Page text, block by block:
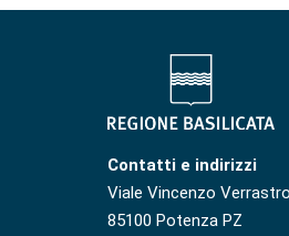
Contatti e indirizzi
Viale Vincenzo
85100 Potenza PZ